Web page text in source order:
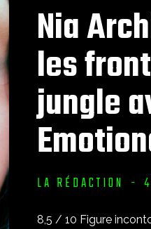
Nia
les
jungle
LA RÉDACTION -
8,5 / 10 Figure incontournable du renouveau de la scène